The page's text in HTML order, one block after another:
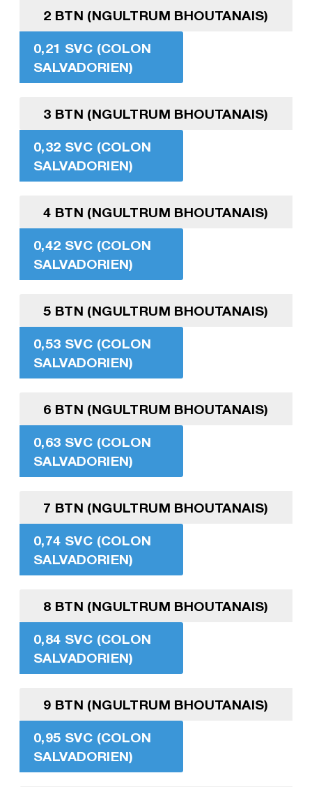
2 BTN (NGULTRUM BHOUTANAIS)
0,21 SVC (COLON
SALVADORIEN)
3 BTN (NGULTRUM BHOUTANAIS)
0,32 SVC (COLON
SALVADORIEN)
4 BTN (NGULTRUM BHOUTANAIS)
0,42 SVC (COLON
SALVADORIEN)
5 BTN (NGULTRUM BHOUTANAIS)
0,53 SVC (COLON
SALVADORIEN)
6 BTN (NGULTRUM BHOUTANAIS)
0,63 SVC (COLON
SALVADORIEN)
7 BTN (NGULTRUM BHOUTANAIS)
0,74 SVC (COLON
SALVADORIEN)
8 BTN (NGULTRUM BHOUTANAIS)
0,84 SVC (COLON
SALVADORIEN)
9 BTN (NGULTRUM BHOUTANAIS)
0,95 SVC (COLON
SALVADORIEN)